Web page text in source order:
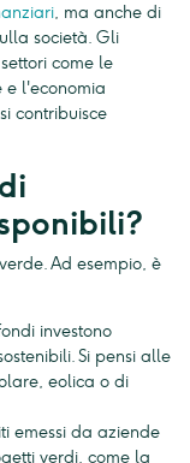
, ma anche di
società. Gli
come le
e l'economia
contribuisce
Ad esempio, è
investono
Si pensi alle
eolica o di
emessi da aziende
verdi, come la